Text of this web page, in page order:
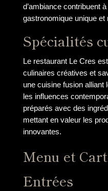
d’ambiance contribuent
gastronomique unique et
Spécialités
Le restaurant Le Cres
culinaires créatives et
une cuisine fusion alliant
les influences
préparés avec des
mettant en valeur les
innovantes.
Menu et
Entrées